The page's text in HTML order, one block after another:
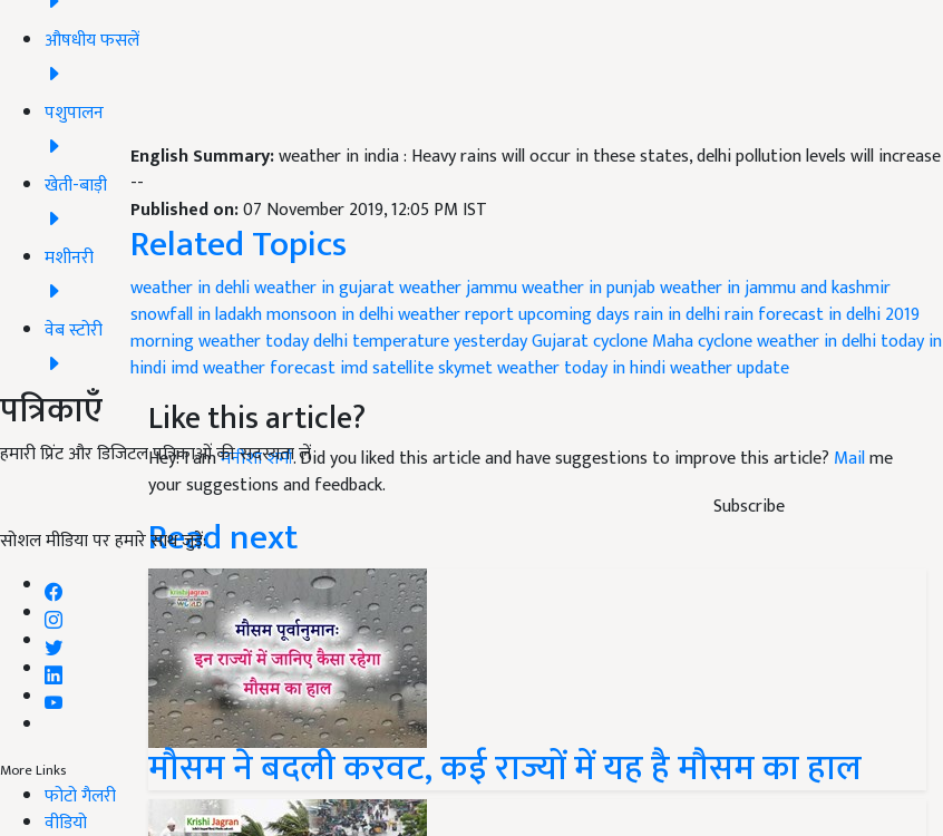
औषधीय फसलें
पशुपालन
खेती-बाड़ी
मशीनरी
वेब स्टोरी
पत्रिकाएँ
हमारी प्रिंट और डिजिटल पत्रिकाओं की सदस्यता लें
Subscribe
सोशल मीडिया पर हमारे साथ जुड़ें:
More Links
फोटो गैलरी
वीडियो
English Summary:weather in india : Heavy rains will occur in these states, delhi pollution levels will increase
--
Published on:07 November 2019, 12:05 PM IST
Related Topics
weather in dehliweather in gujaratweather jammuweather in punjabweather in jammu and kashmir
snowfall in ladakhmonsoon in delhiweather report upcoming daysrain in delhirain forecast in delhi 2019
morning weather todaydelhi temperature yesterdayGujarat cycloneMaha cycloneweather in delhi today in
hindiimd weather forecastimd satelliteskymet weather today in hindiweather update
Like this article?
Hey! I amमनीशा शर्मा. Did you liked this article and have suggestions to improve this article? Mailme
your suggestions and feedback.
Read next
मौसम ने बदली करवट, कई राज्यों में यह है मौसम का हाल